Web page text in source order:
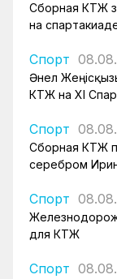
Сборная КТЖ
на
Спорт
Әнел
КТЖ на XI
Спорт
Сборная КТЖ
серебром
Спорт
для КТЖ
Спорт